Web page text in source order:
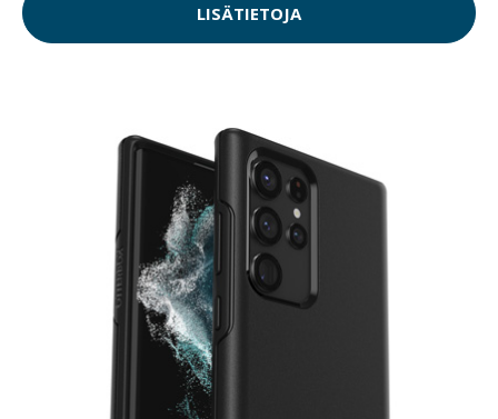
LISÄTIETOJA